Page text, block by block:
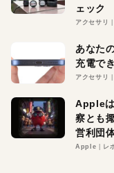
ェック
アクセサリ
あなた
充電で
アクセサリ
Apple
察とも
営利団
る理由
Apple レ